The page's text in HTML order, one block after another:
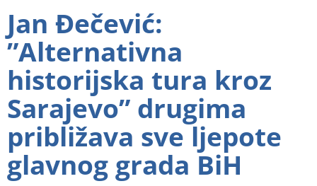
Jan Đečević:
”Alternativna
historijska tura kroz
Sarajevo” drugima
približava sve ljepote
glavnog grada BiH